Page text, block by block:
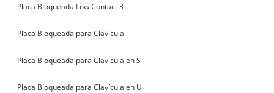
Placa Bloqueada Low Contact 3
Placa Bloqueada para Clavícula
Placa Bloqueada para Clavícula en S
Placa Bloqueada para Clavícula en U